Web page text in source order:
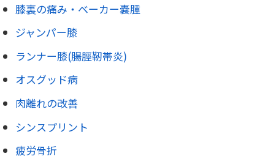
膝裏の痛み・ベーカー嚢腫
ジャンパー膝
ランナー膝(腸脛靭帯炎)
オスグッド病
肉離れの改善
シンスプリント
疲労骨折